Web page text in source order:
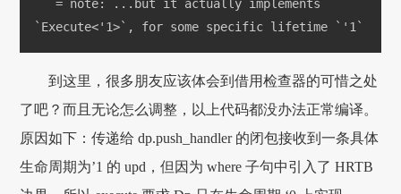
   = note: ...but it actually implements
`Execute<'1>`, for some specific lifetime `'1`
到这里，很多朋友应该体会到借用检查器的可惜之处
了吧？而且无论怎么调整，以上代码都没办法正常编译。
原因如下：传递给 dp.push_handler 的闭包接收到一条具体
生命周期为’1 的 upd，但因为 where 子句中引入了 HRTB